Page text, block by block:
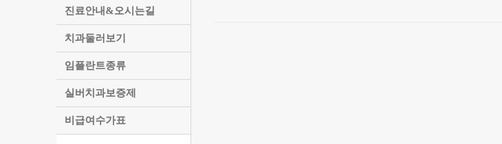
진료안내&오시는길
치과둘러보기
임플란트종류
실버치과보증제
비급여수가표